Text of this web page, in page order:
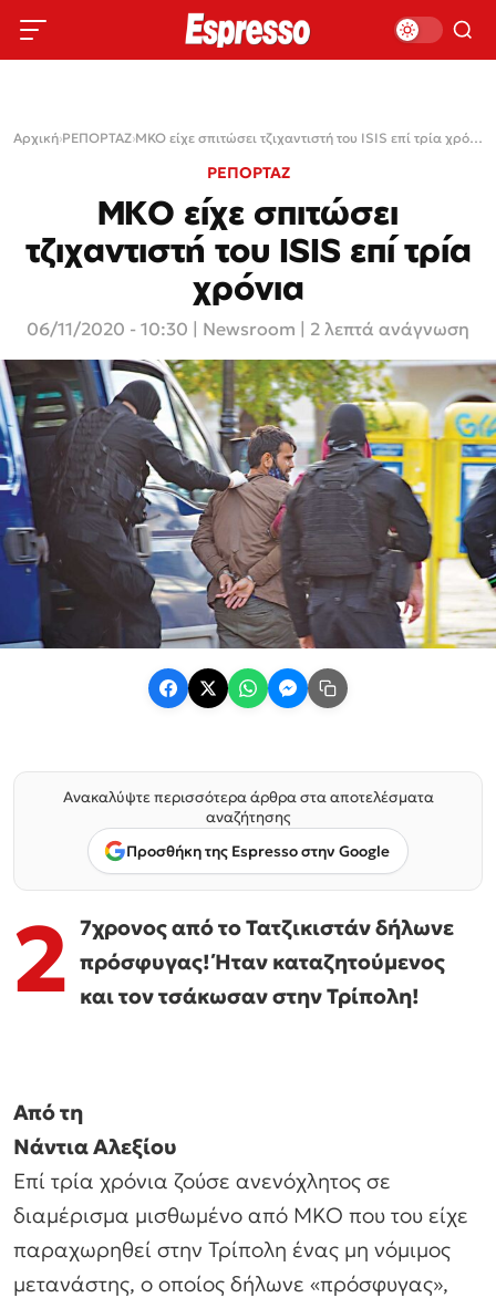
Αρχική›ΡΕΠΟΡΤΑΖ› ΜΚΟ είχε σπιτώσει τζιχαντιστή του ISIS επί τρία χρόνια
ΡΕΠΟΡΤΑΖ
ΜΚΟ είχε σπιτώσει
τζιχαντιστή του ISIS επί τρία
χρόνια
06/11/2020 - 10:30 Newsroom | 2 λεπτά ανάγνωση
Ανακαλύψτε περισσότερα άρθρα στα αποτελέσματα
αναζήτησης
Προσθήκη της Espresso στην Google
2 7χρονος από το Τατζικιστάν δήλωνε
πρόσφυγας! Ήταν καταζητούμενος
και τον τσάκωσαν στην Τρίπολη!
Από τη
Νάντια Αλεξίου
Επί τρία χρόνια ζούσε ανενόχλητος σε
διαμέρισμα μισθωμένο από ΜΚΟ που του είχε
παραχωρηθεί στην Τρίπολη ένας μη νόμιμος
μετανάστης, ο οποίος δήλωνε «πρόσφυγας»,